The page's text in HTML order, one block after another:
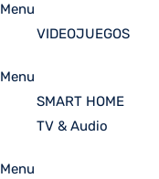
Menu
VIDEOJUEGOS
Menu
SMART HOME
TV & Audio
Menu